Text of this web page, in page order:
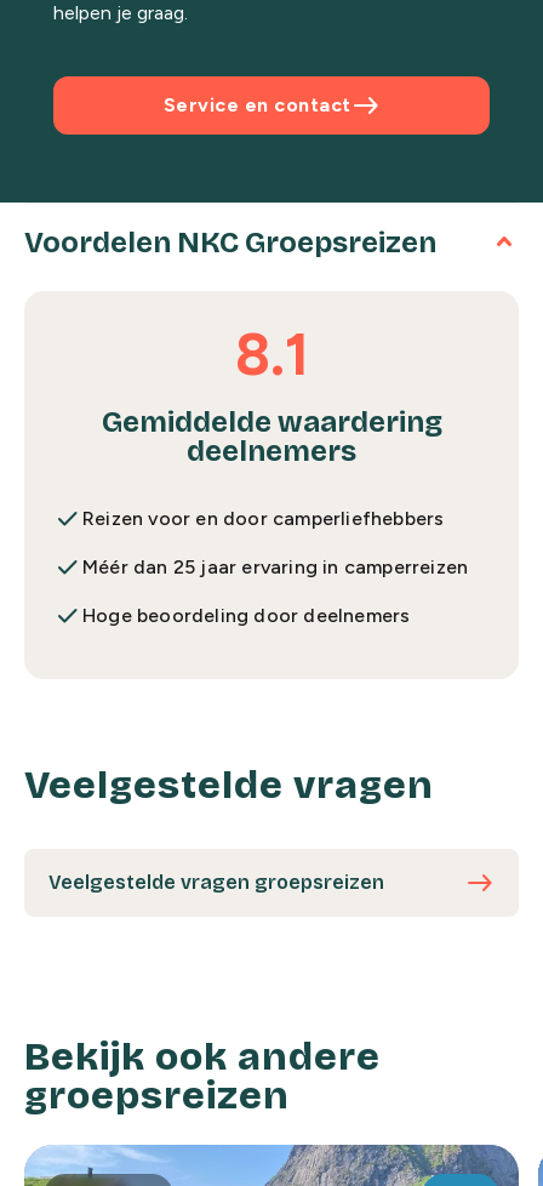
helpen je graag.
east
Service en contact
Voordelen NKC Groepsreizen
8.1
Gemiddelde waardering
deelnemers
done Reizen voor en door camperliefhebbers
done Méér dan 25 jaar ervaring in camperreizen
done Hoge beoordeling door deelnemers
Veelgestelde vragen
east
Veelgestelde vragen groepsreizen
Bekijk ook andere
groepsreizen